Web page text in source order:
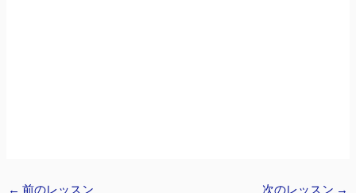
← 前のレッスン 次のレッスン →